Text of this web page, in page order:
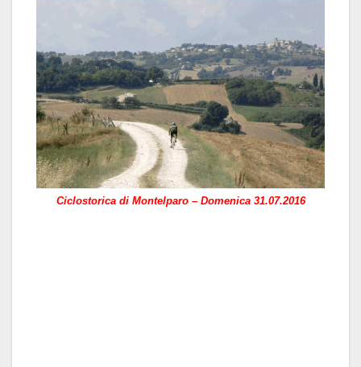
Ciclostorica di Montelparo – Domenica 31.07.2016